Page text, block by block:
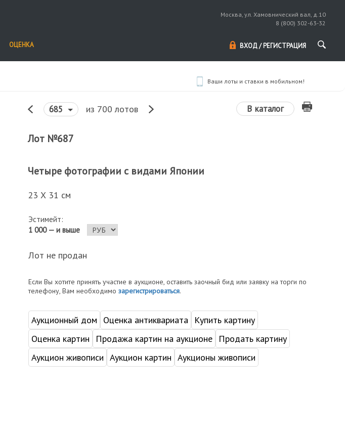
Москва, ул. Хамовнический вал, д.10
8 (800) 302-63-32
ОЦЕНКА ВХОД / РЕГИСТРАЦИЯ
Ваши лоты и ставки в мобильном!
685 из 700 лотов В каталог
Лот №687
Четыре фотографии с видами Японии
23 Х 31 см
Эстимейт:
1 000 — и выше
Лот не продан
Если Вы хотите принять участие в аукционе, оставить заочный бид или заявку на торги по
телефону, Вам необходимо зарегистрироваться.
Аукционный дом Оценка антиквариата
Купить картину
Оценка картин
Продажа картин на аукционе
Продать картину
Аукцион живописи Аукцион картин Аукционы живописи